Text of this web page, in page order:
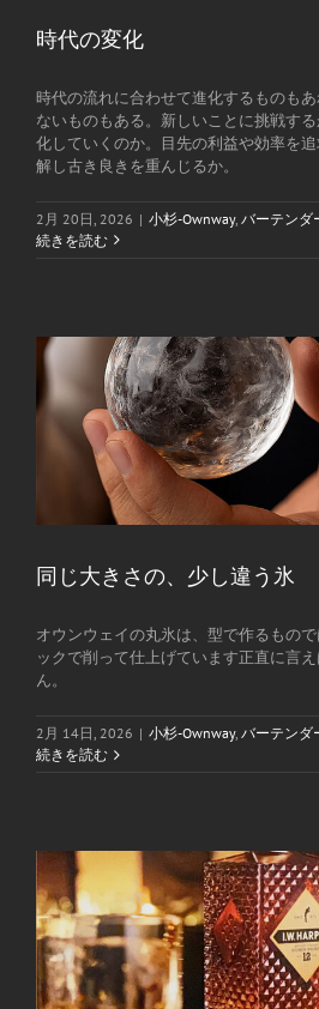
時代の変化
時代の流れに合わせて進化するものも
ないものもある。新しいことに挑戦す
化していくのか。目先の利益や効率を
解し古き良きを重んじるか。
2月 20日, 2026 | 小杉-Ownway, バーテンダ
続きを読む
同じ大きさの、少し違う氷
オウンウェイの丸氷は、型で作るもの
ックで削って仕上げています正直に言
ん。
2月 14日, 2026 | 小杉-Ownway, バーテンダ
続きを読む